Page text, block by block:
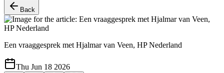
Back
Een vraaggesprek met Hjalmar van Veen, HP Nederland
Thu Jun 18 2026